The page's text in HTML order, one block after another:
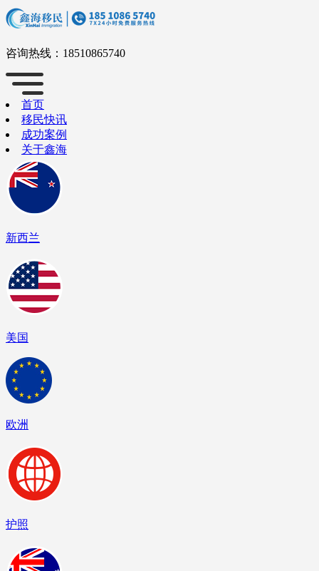
咨询热线： 18510865740
首页
移民快讯
成功案例
关于鑫海
新西兰
美国
欧洲
护照